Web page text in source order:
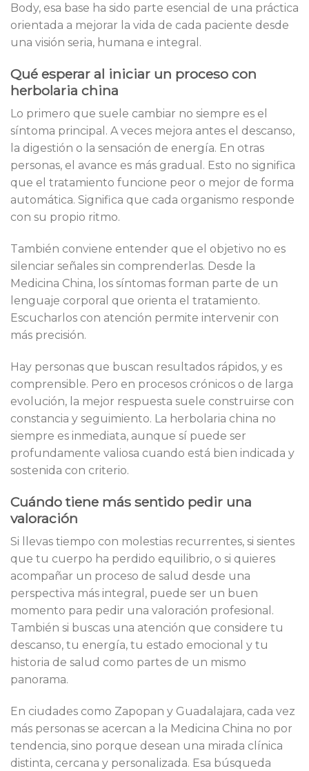
Body, esa base ha sido parte esencial de una práctica
orientada a mejorar la vida de cada paciente desde
una visión seria, humana e integral.
Qué esperar al iniciar un proceso con
herbolaria china
Lo primero que suele cambiar no siempre es el
síntoma principal. A veces mejora antes el descanso,
la digestión o la sensación de energía. En otras
personas, el avance es más gradual. Esto no significa
que el tratamiento funcione peor o mejor de forma
automática. Significa que cada organismo responde
con su propio ritmo.
También conviene entender que el objetivo no es
silenciar señales sin comprenderlas. Desde la
Medicina China, los síntomas forman parte de un
lenguaje corporal que orienta el tratamiento.
Escucharlos con atención permite intervenir con
más precisión.
Hay personas que buscan resultados rápidos, y es
comprensible. Pero en procesos crónicos o de larga
evolución, la mejor respuesta suele construirse con
constancia y seguimiento. La herbolaria china no
siempre es inmediata, aunque sí puede ser
profundamente valiosa cuando está bien indicada y
sostenida con criterio.
Cuándo tiene más sentido pedir una
valoración
Si llevas tiempo con molestias recurrentes, si sientes
que tu cuerpo ha perdido equilibrio, o si quieres
acompañar un proceso de salud desde una
perspectiva más integral, puede ser un buen
momento para pedir una valoración profesional.
También si buscas una atención que considere tu
descanso, tu energía, tu estado emocional y tu
historia de salud como partes de un mismo
panorama.
En ciudades como Zapopan y Guadalajara, cada vez
más personas se acercan a la Medicina China no por
tendencia, sino porque desean una mirada clínica
distinta, cercana y personalizada. Esa búsqueda